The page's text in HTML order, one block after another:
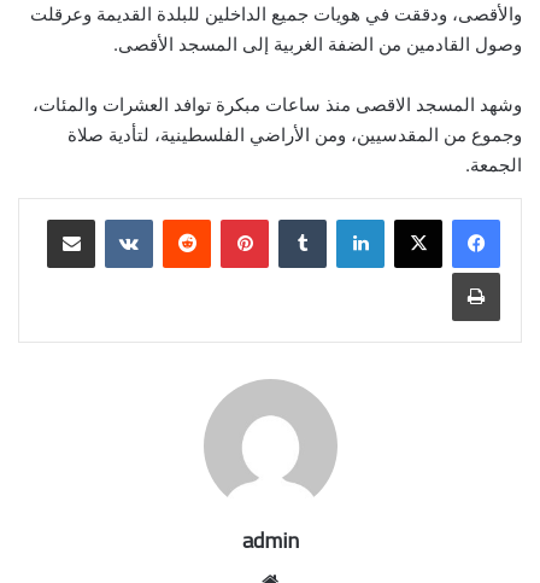
والأقصى، ودققت في هويات جميع الداخلين للبلدة القديمة وعرقلت
وصول القادمين من الضفة الغربية إلى المسجد الأقصى.
وشهد المسجد الاقصى منذ ساعات مبكرة توافد العشرات والمئات،
وجموع من المقدسيين، ومن الأراضي الفلسطينية، لتأدية صلاة
الجمعة.
لينكدإن بينتيريست مشاركة عبر البريد
طباعة
admin